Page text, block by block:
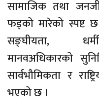
सामाजिक तथा
फड्को मारेको स्पष्ट छ
सङ्घीयता,
मानवअधिकारको
सार्वभौमिकता र
भएको छ ।